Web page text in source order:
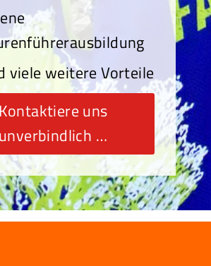
viele weitere Vorteile
Kontaktiere uns
unverbindlich …